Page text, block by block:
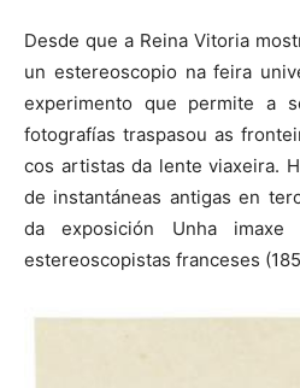
Desde que a Reina Vitoria
un estereoscopio na feira
experimento que permite a
fotografías traspasou as
cos artistas da lente viaxeira.
de instantáneas antigas en
da exposición Unha imaxe
estereoscopistas franceses